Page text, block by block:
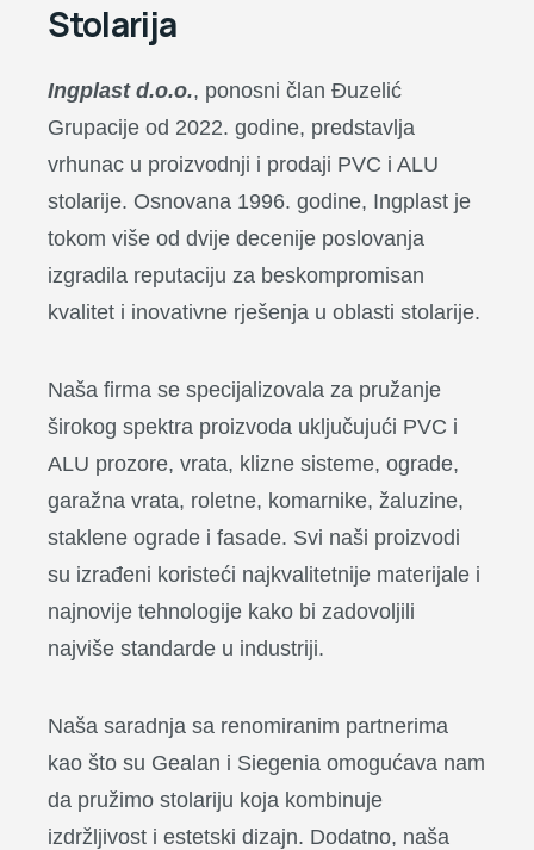
Stolarija
Ingplast d.o.o., ponosni član Đuzelić
Grupacije od 2022. godine, predstavlja
vrhunac u proizvodnji i prodaji PVC i ALU
stolarije. Osnovana 1996. godine, Ingplast je
tokom više od dvije decenije poslovanja
izgradila reputaciju za beskompromisan
kvalitet i inovativne rješenja u oblasti stolarije.
Naša firma se specijalizovala za pružanje
širokog spektra proizvoda uključujući PVC i
ALU prozore, vrata, klizne sisteme, ograde,
garažna vrata, roletne, komarnike, žaluzine,
staklene ograde i fasade. Svi naši proizvodi
su izrađeni koristeći najkvalitetnije materijale i
najnovije tehnologije kako bi zadovoljili
najviše standarde u industriji.
Naša saradnja sa renomiranim partnerima
kao što su Gealan i Siegenia omogućava nam
da pružimo stolariju koja kombinuje
izdržljivost i estetski dizajn. Dodatno, naša